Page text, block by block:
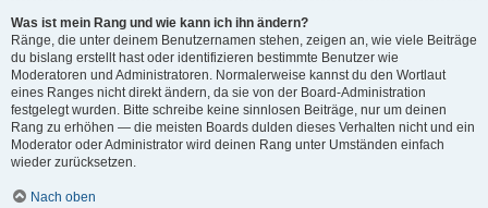
Was ist mein Rang und wie kann ich ihn ändern?
Ränge, die unter deinem Benutzernamen stehen, zeigen an, wie viele Beiträge
du bislang erstellt hast oder identifizieren bestimmte Benutzer wie
Moderatoren und Administratoren. Normalerweise kannst du den Wortlaut
eines Ranges nicht direkt ändern, da sie von der Board-Administration
festgelegt wurden. Bitte schreibe keine sinnlosen Beiträge, nur um deinen
Rang zu erhöhen — die meisten Boards dulden dieses Verhalten nicht und ein
Moderator oder Administrator wird deinen Rang unter Umständen einfach
wieder zurücksetzen.
Nach oben